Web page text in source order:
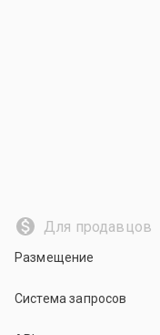
Для продавцов
Размещение
Система запросов